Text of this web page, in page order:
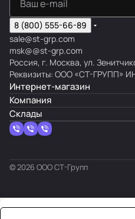
8 (800) 555-66-89
sale@st-grp.com
msk@@st-grp.com
Россия, г. Москва, ул.
Реквизиты: ООО «СТ-ГРУПП»
Интернет-магазин
Компания
Склады
© 2026 ООО СТ-Групп